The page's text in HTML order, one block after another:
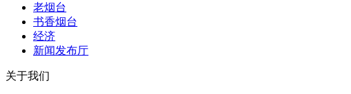
老烟台
书香烟台
经济
新闻发布厅
关于我们